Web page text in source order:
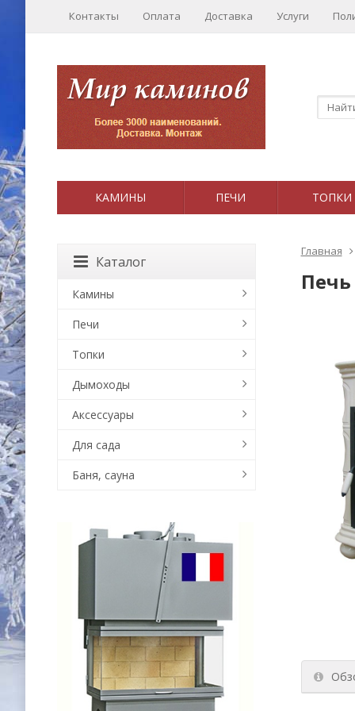
Контакты Оплата Доставка Услуги
КАМИНЫ ПЕЧИ ТОПКИ
Главная
Каталог
Камины
Печи
Топки
Дымоходы
Аксессуары
Для сада
Баня, сауна